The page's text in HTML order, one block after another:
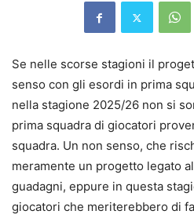
Se nelle scorse stagioni il
senso con gli esordi in prima
nella stagione 2025/26 non si
prima squadra di giocatori
squadra. Un non senso, che
meramente un progetto legato
guadagni, eppure in questa
giocatori che meriterebbero di